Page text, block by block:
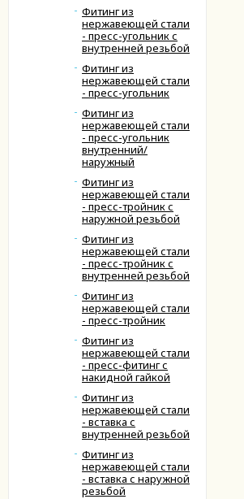
Фитинг из
нержавеющей стали
- пресс-угольник с
внутренней резьбой
Фитинг из
нержавеющей стали
- пресс-угольник
Фитинг из
нержавеющей стали
- пресс-угольник
внутренний/
наружный
Фитинг из
нержавеющей стали
- пресс-тройник с
наружной резьбой
Фитинг из
нержавеющей стали
- пресс-тройник с
внутренней резьбой
Фитинг из
нержавеющей стали
- пресс-тройник
Фитинг из
нержавеющей стали
- пресс-фитинг с
накидной гайкой
Фитинг из
нержавеющей стали
- вставка с
внутренней резьбой
Фитинг из
нержавеющей стали
- вставка с наружной
резьбой